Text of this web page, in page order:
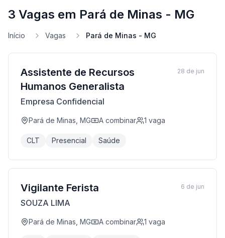
3 Vagas em Pará de Minas - MG
Início Vagas Pará de Minas - MG
Assistente de Recursos
Humanos Generalista
Empresa Confidencial
Pará de Minas, MG A combinar 1 vaga
CLT Presencial Saúde
28 de jun
Vigilante Ferista
SOUZA LIMA
Pará de Minas, MG A combinar 1 vaga
6 de jun